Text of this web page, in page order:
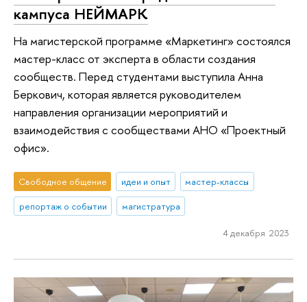
кампуса НЕЙМАРК
На магистерской программе «Маркетинг» состоялся
мастер-класс от эксперта в области создания
сообществ. Перед студентами выступила Анна
Беркович, которая является руководителем
направления организации мероприятий и
взаимодействия с сообществами АНО «Проектный
офис».
Свободное общение идеи и опыт
мастер-классы
репортаж о событии
магистратура
4 декабря 2023